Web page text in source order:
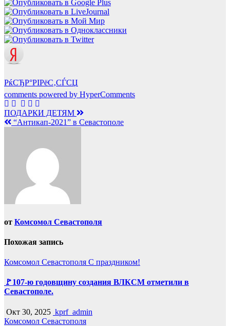
РќСЂР°РІРёС‚СЃСЏ
comments powered by HyperComments
Навигация
по
ПОДАРКИ ДЕТЯМ
“Антикап-2021” в Севастополе
от Комсомол Севастополя
Похожая запись
Комсомол Севастополя С праздником!
🚩107-ю годовщину создания ВЛКСМ отметили в
Севастополе.
Окт 30, 2025 kprf_admin
Комсомол Севастополя